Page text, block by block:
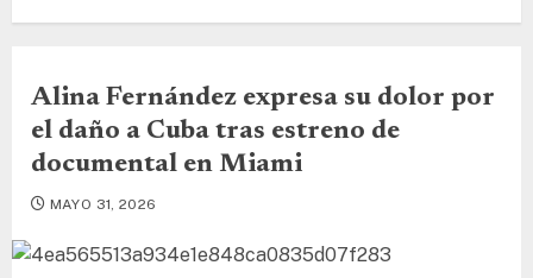
Alina Fernández expresa su dolor por
el daño a Cuba tras estreno de
documental en Miami
MAYO 31, 2026